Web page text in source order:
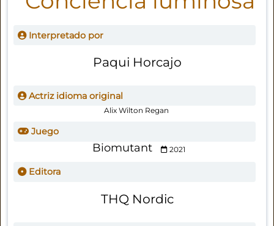
Interpretado por
Paqui Horcajo
Actriz idioma original
Alix Wilton Regan
Juego
Biomutant 2021
Editora
THQ Nordic